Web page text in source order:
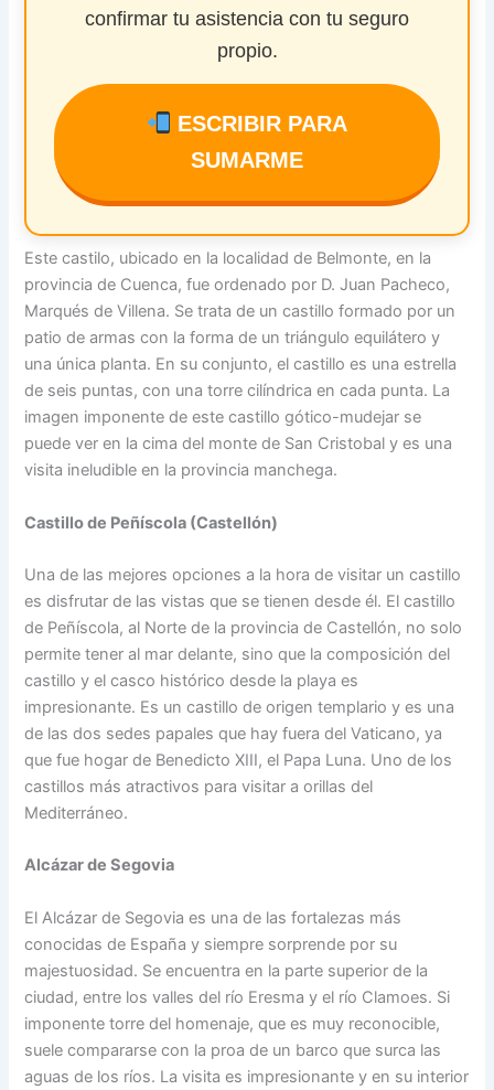
confirmar tu asistencia con tu seguro
propio.
ESCRIBIR PARA
SUMARME
Este castilo, ubicado en la localidad de Belmonte, en la
provincia de Cuenca, fue ordenado por D. Juan Pacheco,
Marqués de Villena. Se trata de un castillo formado por un
patio de armas con la forma de un triángulo equilátero y
una única planta. En su conjunto, el castillo es una estrella
de seis puntas, con una torre cilíndrica en cada punta. La
imagen imponente de este castillo gótico-mudejar se
puede ver en la cima del monte de San Cristobal y es una
visita ineludible en la provincia manchega.
Castillo de Peñíscola (Castellón)
Una de las mejores opciones a la hora de visitar un castillo
es disfrutar de las vistas que se tienen desde él. El castillo
de Peñíscola, al Norte de la provincia de Castellón, no solo
permite tener al mar delante, sino que la composición del
castillo y el casco histórico desde la playa es
impresionante. Es un castillo de origen templario y es una
de las dos sedes papales que hay fuera del Vaticano, ya
que fue hogar de Benedicto XIII, el Papa Luna. Uno de los
castillos más atractivos para visitar a orillas del
Mediterráneo.
Alcázar de Segovia
El Alcázar de Segovia es una de las fortalezas más
conocidas de España y siempre sorprende por su
majestuosidad. Se encuentra en la parte superior de la
ciudad, entre los valles del río Eresma y el río Clamoes. Si
imponente torre del homenaje, que es muy reconocible,
suele compararse con la proa de un barco que surca las
aguas de los ríos. La visita es impresionante y en su interior